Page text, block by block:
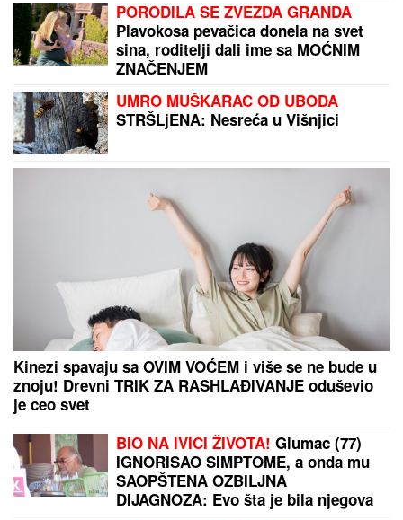
PORODILA SE ZVEZDA GRANDA
Plavokosa pevačica donela na svet
sina, roditelji dali ime sa MOĆNIM
ZNAČENJEM
UMRO MUŠKARAC OD UBODA
STRŠLjENA: Nesreća u Višnjici
Kinezi spavaju sa OVIM VOĆEM i više se ne bude u
znoju! Drevni TRIK ZA RASHLAĐIVANJE oduševio
je ceo svet
BIO NA IVICI ŽIVOTA! Glumac (77)
IGNORISAO SIMPTOME, a onda mu
SAOPŠTENA OZBILJNA
DIJAGNOZA: Evo šta je bila njegova